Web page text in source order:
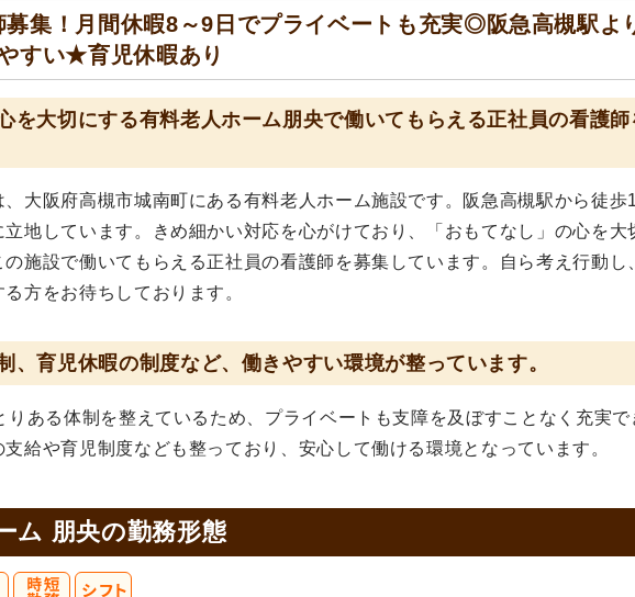
募集！月間休暇8～9日でプライベートも充実◎阪急高槻駅よ
すい★育児休暇あり
を大切にする有料老人ホーム朋央で働いてもらえる正社員の看護師
大阪府高槻市城南町にある有料老人ホーム施設です。阪急高槻駅から徒歩
立地しています。きめ細かい対応を心がけており、「おもてなし」の心を大
の施設で働いてもらえる正社員の看護師を募集しています。自ら考え行動し
方をお待ちしております。
、育児休暇の制度など、働きやすい環境が整っています。
りある体制を整えているため、プライベートも支障を及ぼすことなく充実で
給や育児制度なども整っており、安心して働ける環境となっています。
ム 朋央の勤務形態